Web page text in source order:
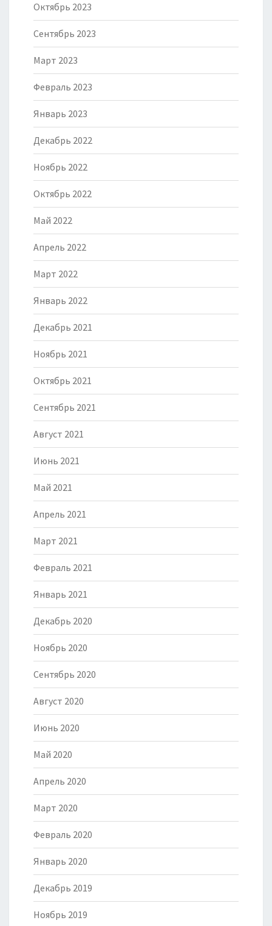
Октябрь 2023
Сентябрь 2023
Март 2023
Февраль 2023
Январь 2023
Декабрь 2022
Ноябрь 2022
Октябрь 2022
Май 2022
Апрель 2022
Март 2022
Январь 2022
Декабрь 2021
Ноябрь 2021
Октябрь 2021
Сентябрь 2021
Август 2021
Июнь 2021
Май 2021
Апрель 2021
Март 2021
Февраль 2021
Январь 2021
Декабрь 2020
Ноябрь 2020
Сентябрь 2020
Август 2020
Июнь 2020
Май 2020
Апрель 2020
Март 2020
Февраль 2020
Январь 2020
Декабрь 2019
Ноябрь 2019